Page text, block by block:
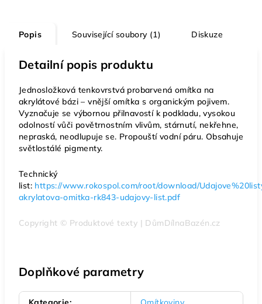
Popis Související soubory (1) Diskuze
Detailní popis produktu
Jednosložková tenkovrstvá probarvená omítka na
akrylátové bázi – vnější omítka s organickým pojivem.
Vyznačuje se výbornou přilnavostí k podkladu, vysokou
odolností vůči povětrnostním vlivům, stárnutí, nekřehne,
nepraská, neodlupuje se. Propouští vodní páru. Obsahuje
světlostálé pigmenty.
Technický
list: https://www.rokospol.com/root/download/
akrylatova-omitka-rk843-udajovy-list.pdf
Copyright © Produktové texty | DůmDílnaBazén.cz
Doplňkové parametry